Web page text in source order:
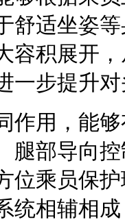
舒适坐姿
容积展开
一步提升
作用，能
腿部导向
位乘员保
统相辅相